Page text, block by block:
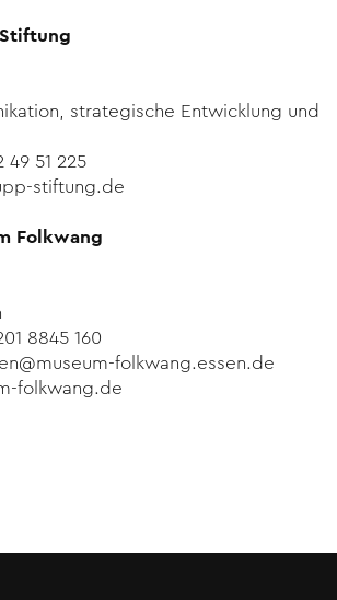
strategische Entwicklung und
49 51 225
stiftung.de
Folkwang
8845 160
folkwang.essen.de
folkwang.de